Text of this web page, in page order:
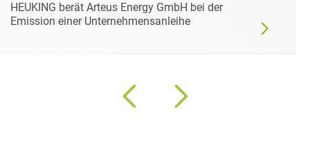
HEUKING berät Arteus Energy GmbH bei der
Emission einer Unternehmensanleihe